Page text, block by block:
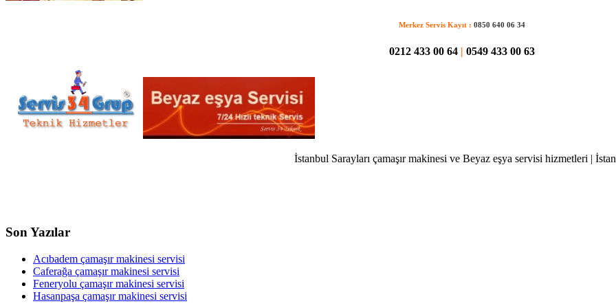
Merkez Servis Kayıt : 0850 640 06 34
0212 433 00 64 0549 433 00 63
İstanbul Sarayları çamaşır makinesi ve Beyaz eşya servisi hizmetleri |
Son Yazılar
Acıbadem çamaşır makinesi servisi
Caferağa çamaşır makinesi servisi
Feneryolu çamaşır makinesi servisi
Hasanpaşa çamaşır makinesi servisi